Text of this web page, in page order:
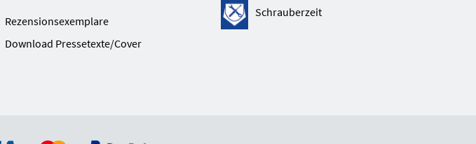
Rezensionsexemplare
Download Pressetexte/Cover
Schrauberzeit